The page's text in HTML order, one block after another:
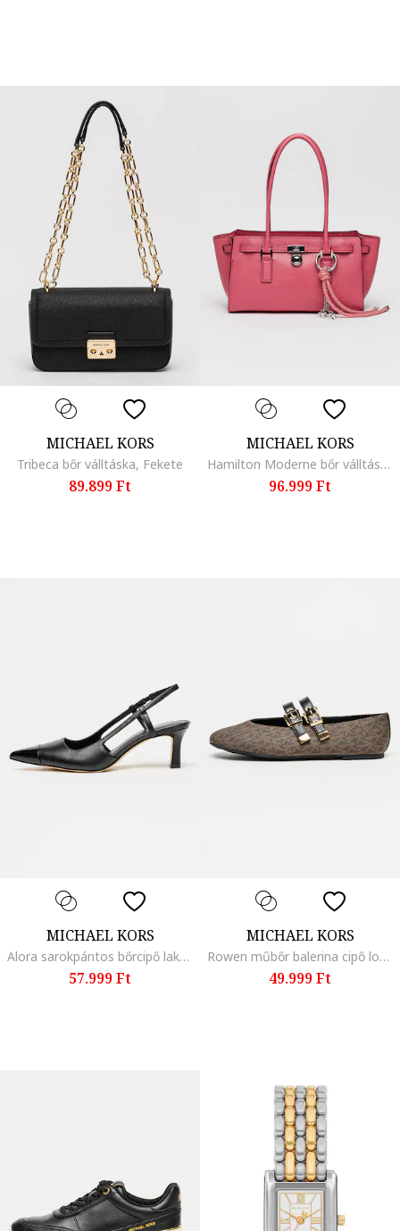
MICHAEL KORS
Tribeca bőr válltáska, Fekete
89.899 Ft
MICHAEL KORS
Hamilton Moderne bőr válltáska, Sötét rózsaszín
96.999 Ft
MICHAEL KORS
Alora sarokpántos bőrcipő lakkbőr orr-résszel, Fekete
57.999 Ft
MICHAEL KORS
Rowen műbőr balerina cipő logóval, Fekete/Barna
49.999 Ft